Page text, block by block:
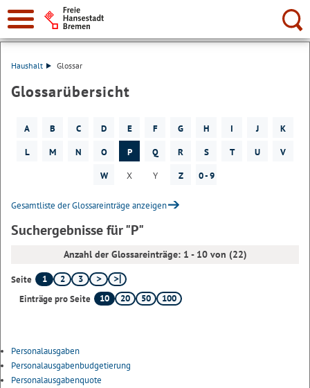
Suche:
Haushalt Glossar
Glossarübersicht
A B C D E F G H I J
K
L
M N O P Q R S T U
V
W
X Y Z 0 - 9
Gesamtliste der Glossareinträge anzeigen
Suchergebnisse für "P"
Anzahl der Glossareinträge: 1 - 10 von (22)
Seite 1 2
3
Einträge pro Seite
10 20 50 100
Personalausgaben
Personalausgabenbudgetierung
Personalausgabenquote